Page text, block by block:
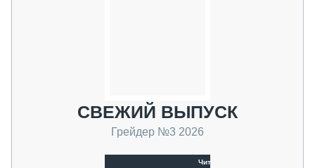
СВЕЖИЙ ВЫПУСК
Грейдер №3 2026
Читать